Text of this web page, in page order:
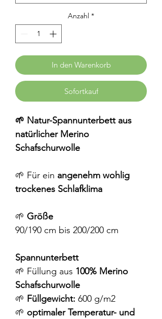
Anzahl *
In den Warenkorb
Sofortkauf
🌱 Natur-Spannunterbett aus
natürlicher Merino
Schafschurwolle
🌱 Für ein angenehm wohlig
trockenes Schlafklima
🌱 Größe
90/190 cm bis 200/200 cm
Spannunterbett
🌱 Füllung aus 100% Merino
Schafschurwolle
🌱 Füllgewicht: 600 g/m2
🌱 optimaler Temperatur- und